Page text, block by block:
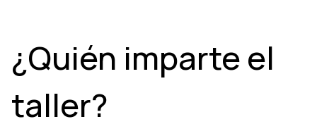
¿Quién imparte el
taller?